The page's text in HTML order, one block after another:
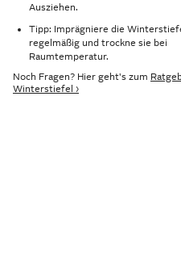
Ausziehen.
Tipp: Imprägniere die
regelmäßig und trockne sie bei
Raumtemperatur.
Noch Fragen? Hier geht's zum
Winterstiefel ›